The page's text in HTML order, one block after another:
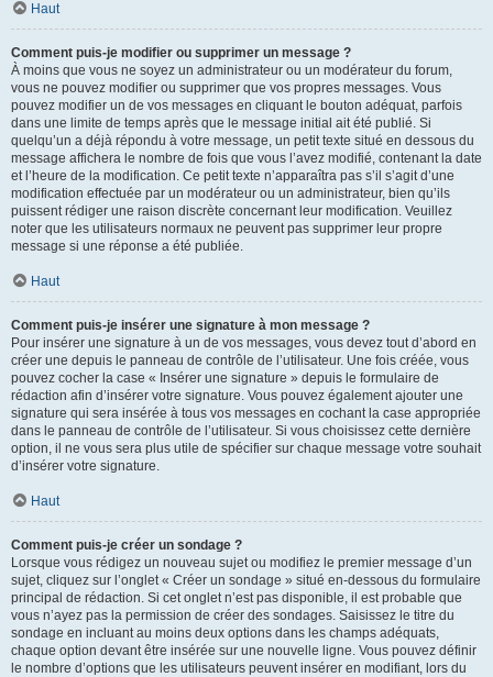
Haut
Comment puis-je modifier ou supprimer un message ?
À moins que vous ne soyez un administrateur ou un modérateur du forum,
vous ne pouvez modifier ou supprimer que vos propres messages. Vous
pouvez modifier un de vos messages en cliquant le bouton adéquat, parfois
dans une limite de temps après que le message initial ait été publié. Si
quelqu’un a déjà répondu à votre message, un petit texte situé en dessous du
message affichera le nombre de fois que vous l’avez modifié, contenant la date
et l’heure de la modification. Ce petit texte n’apparaîtra pas s’il s’agit d’une
modification effectuée par un modérateur ou un administrateur, bien qu’ils
puissent rédiger une raison discrète concernant leur modification. Veuillez
noter que les utilisateurs normaux ne peuvent pas supprimer leur propre
message si une réponse a été publiée.
Haut
Comment puis-je insérer une signature à mon message ?
Pour insérer une signature à un de vos messages, vous devez tout d’abord en
créer une depuis le panneau de contrôle de l’utilisateur. Une fois créée, vous
pouvez cocher la case « Insérer une signature » depuis le formulaire de
rédaction afin d’insérer votre signature. Vous pouvez également ajouter une
signature qui sera insérée à tous vos messages en cochant la case appropriée
dans le panneau de contrôle de l’utilisateur. Si vous choisissez cette dernière
option, il ne vous sera plus utile de spécifier sur chaque message votre souhait
d’insérer votre signature.
Haut
Comment puis-je créer un sondage ?
Lorsque vous rédigez un nouveau sujet ou modifiez le premier message d’un
sujet, cliquez sur l’onglet « Créer un sondage » situé en-dessous du formulaire
principal de rédaction. Si cet onglet n’est pas disponible, il est probable que
vous n’ayez pas la permission de créer des sondages. Saisissez le titre du
sondage en incluant au moins deux options dans les champs adéquats,
chaque option devant être insérée sur une nouvelle ligne. Vous pouvez définir
le nombre d’options que les utilisateurs peuvent insérer en modifiant, lors du